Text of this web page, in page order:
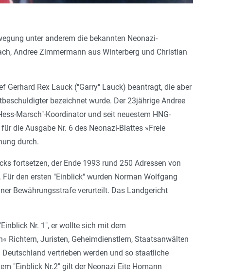
unter anderem die bekannten Neonazi-
Andree Zimmermann aus Winterberg und Christian
Rex Lauck ("Garry" Lauck) beantragt, die aber
bezeichnet wurde. Der 23jährige Andree
Marsch"-Koordinator und seit neuestem HNG-
die Ausgabe Nr. 6 des Neonazi-Blattes »Freie
durch.
fortsetzen, der Ende 1993 rund 250 Adressen von
den ersten "Einblick" wurden Norman Wolfgang
Bewährungsstrafe verurteilt. Das Landgericht
Nr. 1", er wollte sich mit dem
Richtern, Juristen, Geheimdienstlern, Staatsanwälten
vertrieben werden und so staatliche
"Einblick Nr.2" gilt der Neonazi Eite Homann